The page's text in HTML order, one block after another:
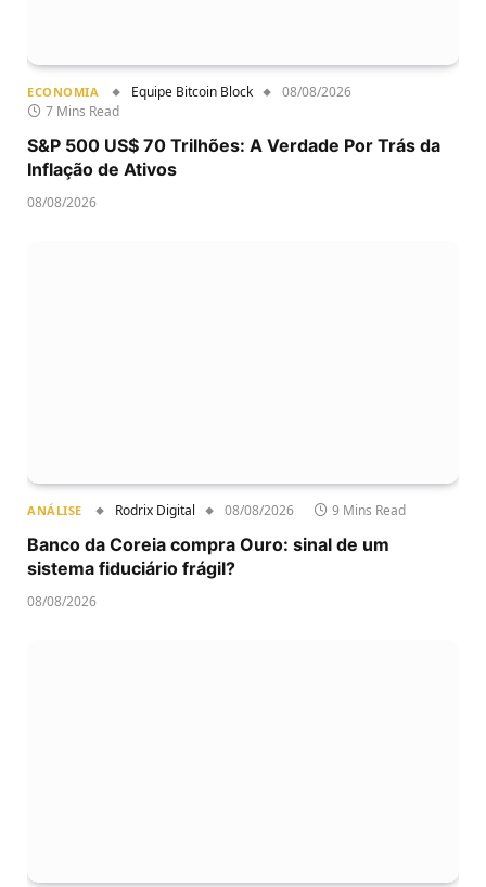
ECONOMIA Equipe Bitcoin Block
08/08/2026
7 Mins Read
S&P 500 US$ 70 Trilhões: A Verdade Por Trás da
Inflação de Ativos
08/08/2026
ANÁLISE Rodrix Digital 08/08/2026 9 Mins Read
Banco da Coreia compra Ouro: sinal de um
sistema fiduciário frágil?
08/08/2026